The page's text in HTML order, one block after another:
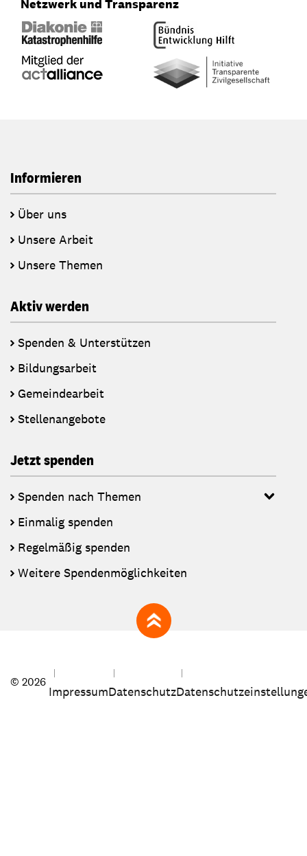
Netzwerk und Transparenz
Informieren
Über uns
Unsere Arbeit
Unsere Themen
Aktiv werden
Spenden & Unterstützen
Bildungsarbeit
Gemeindearbeit
Stellenangebote
Jetzt spenden
Spenden nach Themen
Einmalig spenden
Regelmäßig spenden
Weitere Spendenmöglichkeiten
zum Seitenanfang
© 2026
ImpressumDatenschutz